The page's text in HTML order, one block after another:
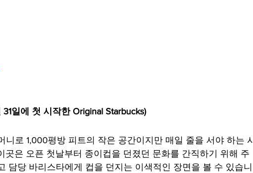
31일에 첫 시작한 Original Starbucks)
니로 1,000평방 피트의 작은 공간이지만 매일 줄을 서야 하는 시
곳은 오픈 첫날부터 종이컵을 던졌던 문화를 간직하기 위해 주
담당 바리스타에게 컵을 던지는 이색적인 장면을 볼 수 있습니